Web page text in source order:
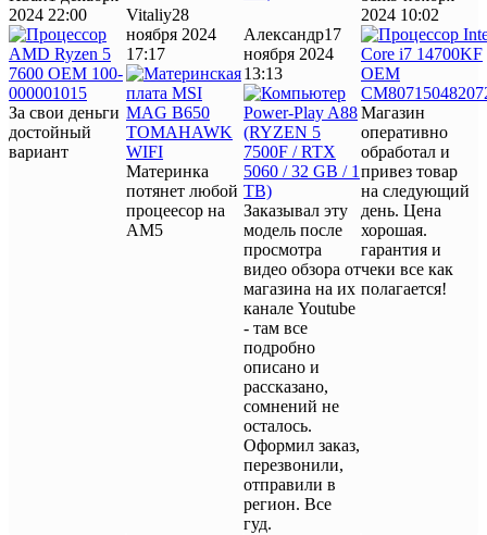
2024 22:00
За свои деньги
достойный
вариант
Vitaliy28
ноября 2024
17:17
Материнка
потянет любой
процеесор на
AM5
Александр17
ноября 2024
13:13
Заказывал эту
модель после
просмотра
видео обзора от
магазина на их
канале Youtube
- там все
подробно
описано и
рассказано,
сомнений не
осталось.
Оформил заказ,
перезвонили,
отправили в
регион. Все
гуд.
2024 10:02
Магазин
оперативно
обработал и
привез товар
на следующий
день. Цена
хорошая.
гарантия и
чеки все как
полагается!